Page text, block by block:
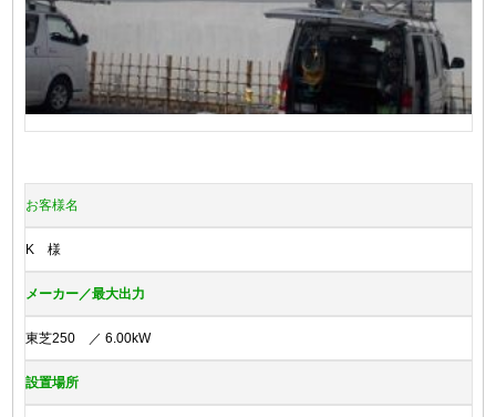
お客様名
K 様
メーカー／最大出力
東芝250 ／ 6.00kW
設置場所